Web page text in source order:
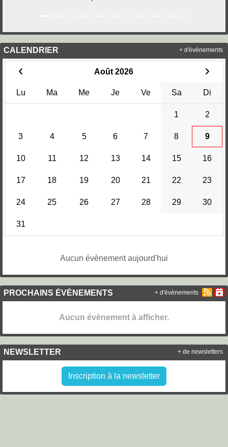
CALENDRIER
Août 2026
Lu Ma Me Je Ve Sa Di
1 2
3 4 5 6 7 8 9
10 11 12 13 14 15 16
17 18 19 20 21 22 23
24 25 26 27 28 29 30
31
Aucun évènement aujourd'hui
+ d'évènements
PROCHAINS ÉVÉNEMENTS
Aucun évènement à afficher.
+ d'évènements
NEWSLETTER
Inscription à la newsletter
+ de newsletters